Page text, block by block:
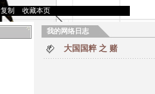
复制 收藏本页
我的网络日志
大国国粹 之 赌